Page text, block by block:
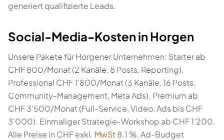
generiert qualifizierte Leads.
Social-Media-Kosten in Horgen
Unsere Pakete für Horgener Unternehmen: Starter ab
CHF 800/Monat (2 Kanäle, 8 Posts, Reporting).
Professional CHF 1'800/Monat (3 Kanäle, 16 Posts,
Community-Management, Meta Ads). Premium ab
CHF 3'500/Monat (Full-Service, Video, Ads bis CHF
3'000). Einmaliger Strategie-Workshop ab CHF 1'200.
Alle Preise in CHF exkl. MwSt8.1 %, Ad-Budget